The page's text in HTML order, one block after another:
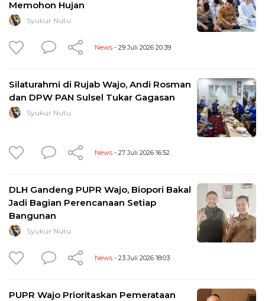
Memohon Hujan
Syukur Nutu
News - 29 Juli 2026 20:39
Silaturahmi di Rujab Wajo, Andi Rosman
dan DPW PAN Sulsel Tukar Gagasan
Syukur Nutu
News - 27 Juli 2026 16:52
DLH Gandeng PUPR Wajo, Biopori Bakal
Jadi Bagian Perencanaan Setiap
Bangunan
Syukur Nutu
News - 23 Juli 2026 18:03
PUPR Wajo Prioritaskan Pemerataan